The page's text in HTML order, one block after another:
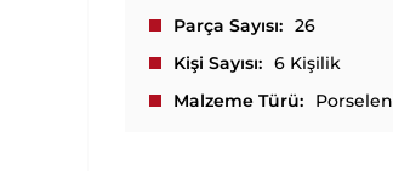
Parça Sayısı
26
Kişi Sayısı
6 Kişilik
Malzeme Türü
Porselen